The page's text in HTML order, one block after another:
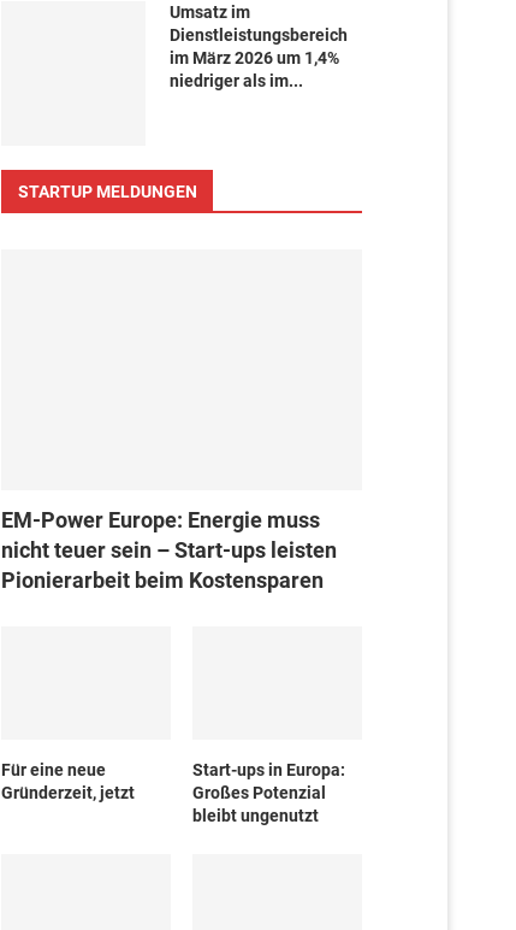
Umsatz im
Dienstleistungsbereich
im März 2026 um 1,4%
niedriger als im...
STARTUP MELDUNGEN
EM-Power Europe: Energie muss
nicht teuer sein – Start-ups leisten
Pionierarbeit beim Kostensparen
Für eine neue
Gründerzeit, jetzt
Start-ups in Europa:
Großes Potenzial
bleibt ungenutzt